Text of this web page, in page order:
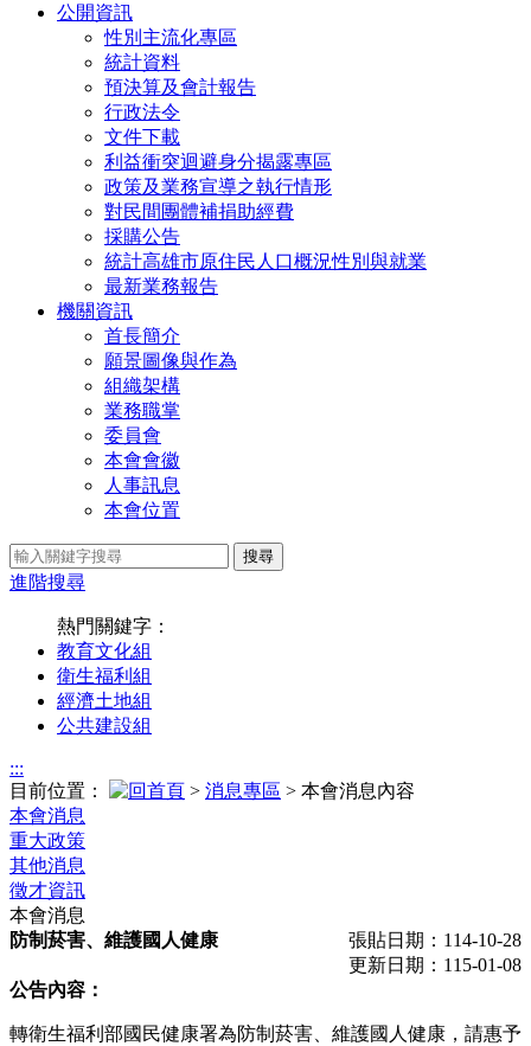
公開資訊
性別主流化專區
統計資料
預決算及會計報告
行政法令
文件下載
利益衝突迴避身分揭露專區
政策及業務宣導之執行情形
對民間團體補捐助經費
採購公告
統計高雄市原住民人口概況性別與就業
最新業務報告
機關資訊
首長簡介
願景圖像與作為
組織架構
業務職掌
委員會
本會會徽
人事訊息
本會位置
搜尋
進階搜尋
熱門關鍵字：
教育文化組
衛生福利組
經濟土地組
公共建設組
:::
目前位置：
> 消息專區 > 本會消息內容
本會消息
重大政策
其他消息
徵才資訊
本會消息
防制菸害、維護國人健康
張貼日期：114-10-28
更新日期：115-01-08
公告內容：
轉衛生福利部國民健康署為防制菸害、維護國人健康，請惠予